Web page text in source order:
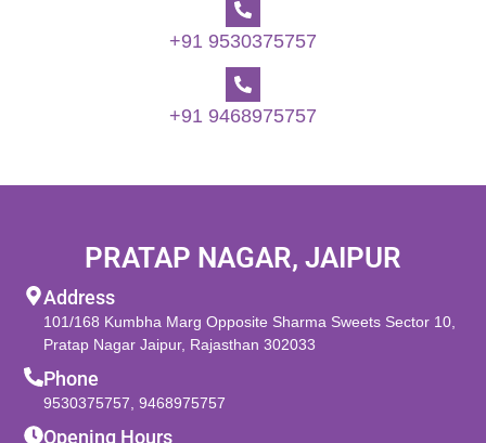
+91 9530375757
+91 9468975757
PRATAP NAGAR, JAIPUR
Address
101/168 Kumbha Marg Opposite Sharma Sweets Sector 10,
Pratap Nagar Jaipur, Rajasthan 302033
Phone
9530375757,9468975757
Opening Hours